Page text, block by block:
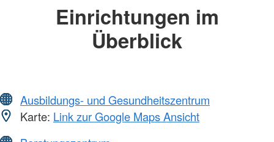
Einrichtungen im
Überblick
Ausbildungs- und Gesundheitszentrum
Karte: Link zur Google Maps Ansicht